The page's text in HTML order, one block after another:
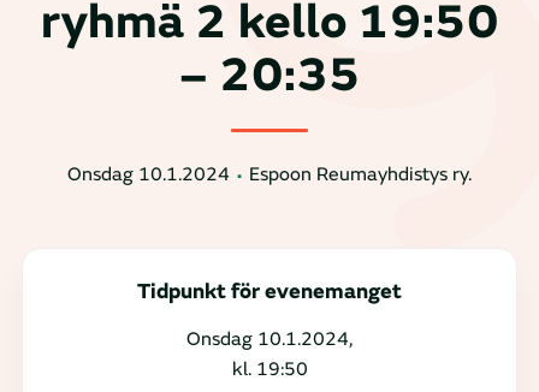
ryhmä 2 kello 19:50
– 20:35
Onsdag 10.1.2024 Espoon Reumayhdistys ry.
Tidpunkt för evenemanget
Onsdag 10.1.2024,
kl. 19:50